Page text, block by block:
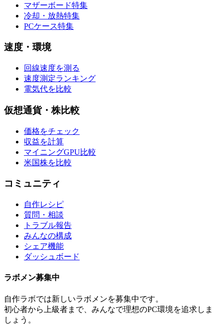
マザーボード特集
冷却・放熱特集
PCケース特集
速度・環境
回線速度を測る
速度測定ランキング
電気代を比較
仮想通貨・株比較
価格をチェック
収益を計算
マイニングGPU比較
米国株を比較
コミュニティ
自作レシピ
質問・相談
トラブル報告
みんなの構成
シェア機能
ダッシュボード
ラボメン募集中
自作ラボでは新しいラボメンを募集中です。
初心者から上級者まで、みんなで理想のPC環境を追求しま
しょう。